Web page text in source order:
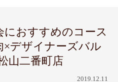
におすすめのコース
×デザイナーズバル
山二番町店
2019.12.11